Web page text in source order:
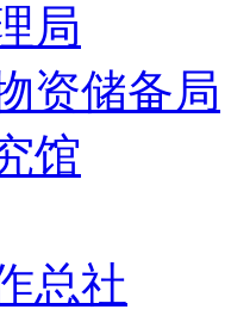
局
资储备局
馆
总社